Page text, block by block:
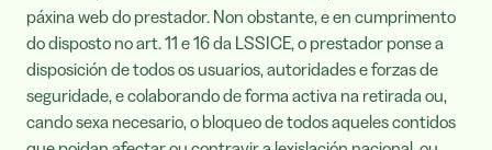
páxina web do prestador. Non obstante, e en cumprimento
do disposto no art. 11 e 16 da LSSICE, o prestador ponse a
disposición de todos os usuarios, autoridades e forzas de
seguridade, e colaborando de forma activa na retirada ou,
cando sexa necesario, o bloqueo de todos aqueles contidos